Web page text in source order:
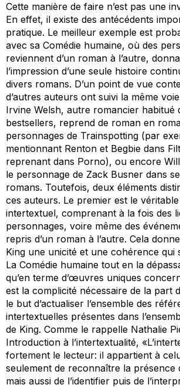
Cette manière de faire n’est pas une
En effet, il existe des antécédents
pratique. Le meilleur exemple est
avec sa Comédie humaine, où des
reviennent d’un roman à l’autre,
l’impression d’une seule histoire
divers romans. D’un point de vue
d’autres auteurs ont suivi la même
Irvine Welsh, autre romancier habitué
bestsellers, reprend de roman en
personnages de Trainspotting (par
mentionnant Renton et Begbie dans
reprenant dans Porno), ou encore
le personnage de Zack Busner dans
romans. Toutefois, deux éléments
ces auteurs. Le premier est le
intertextuel, comprenant à la fois des
personnages, voire même des
repris d’un roman à l’autre. Cela
King une unicité et une cohérence qui
La Comédie humaine tout en la
qu’en terme d’œuvres uniques
est la complicité nécessaire de la part
le but d’actualiser l’ensemble des
intertextuelles présentes dans
de King. Comme le rappelle Nathalie
Introduction à l’intertextualité,
fortement le lecteur: il appartient à
seulement de reconnaître la présence
mais aussi de l’identifier puis de